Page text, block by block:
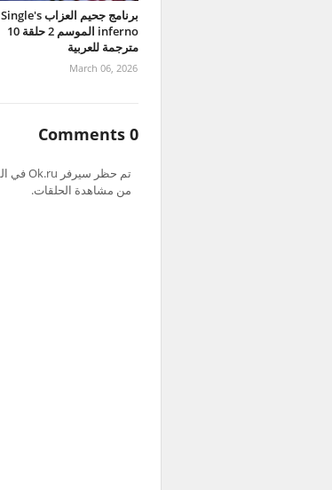
برنامج جحيم العزاب Single's
inferno الموسم 2 حلقة 10
مترجمة للعربية
March 06, 2026
0 Comments
من مشاهدة الحلقات.